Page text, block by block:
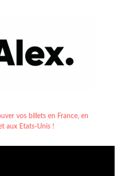
vos billets en France, en
aux Etats-Unis !